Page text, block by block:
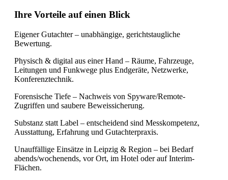
Ihre Vorteile auf einen Blick
Eigener Gutachter – unabhängige, gerichtstaugliche
Bewertung.
Physisch & digital aus einer Hand – Räume, Fahrzeuge,
Leitungen und Funkwege plus Endgeräte, Netzwerke,
Konferenztechnik.
Forensische Tiefe – Nachweis von Spyware/Remote-
Zugriffen und saubere Beweissicherung.
Substanz statt Label – entscheidend sind Messkompetenz,
Ausstattung, Erfahrung und Gutachterpraxis.
Unauffällige Einsätze in Leipzig & Region – bei Bedarf
abends/wochenends, vor Ort, im Hotel oder auf Interim-
Flächen.